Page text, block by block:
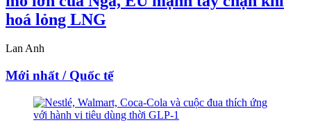
hoá lỏng LNG
Lan Anh
Mới nhất / Quốc tế